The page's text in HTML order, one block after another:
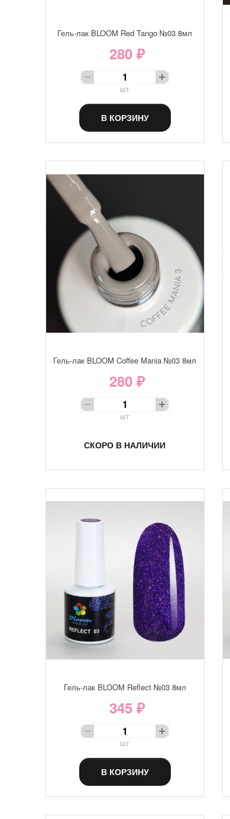
Гель-лак BLOOM Red Tango №03 8мл
280 ₽
шт
В КОРЗИНУ
Гель-лак BLOOM Coffee Mania №03 8мл
280 ₽
шт
СКОРО В НАЛИЧИИ
Гель-лак BLOOM Reflect №03 8мл
345 ₽
шт
В КОРЗИНУ